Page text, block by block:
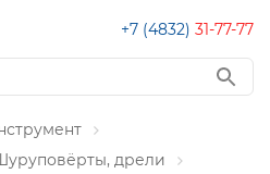
+7 (4832) 31-77-77
дрели